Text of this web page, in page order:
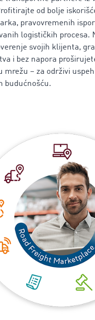
od bolje
pravovremenih
logističkih procesa.
svojih klijenta,
i bez napora
mrežu – za održivi
budućnošću.